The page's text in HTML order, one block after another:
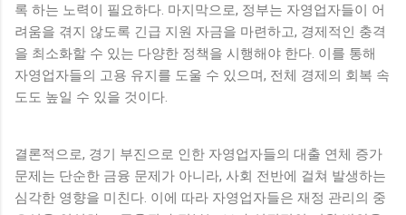
록 하는 노력이 필요하다. 마지막으로, 정부는 자영업자들이 어
려움을 겪지 않도록 긴급 지원 자금을 마련하고, 경제적인 충격
을 최소화할 수 있는 다양한 정책을 시행해야 한다. 이를 통해
자영업자들의 고용 유지를 도울 수 있으며, 전체 경제의 회복 속
도도 높일 수 있을 것이다.
결론적으로, 경기 부진으로 인한 자영업자들의 대출 연체 증가
문제는 단순한 금융 문제가 아니라, 사회 전반에 걸쳐 발생하는
심각한 영향을 미친다. 이에 따라 자영업자들은 재정 관리의 중